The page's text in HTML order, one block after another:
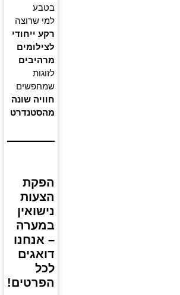
בטבע
למי שרוצה
רקע ייחודי
לצילומים
מרהיבים
לזוגות
שמחפשים
חוויה שונה
מהסטנדרט
הפקת
הצעות
נישואין
במערה
– אנחנו
דואגים
לכל
הפרטים!